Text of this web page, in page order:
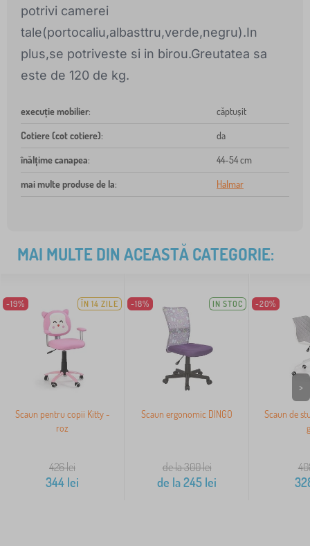
potrivi camerei
tale(portocaliu,albasttru,verde,negru).In
plus,se potriveste si in birou.Greutatea sa
este de 120 de kg.
execuție mobilier: căptușit
Cotiere (cot cotiere): da
înălțime canapea: 44-54 cm
mai multe produse de la: Halmar
MAI MULTE DIN ACEASTĂ CATEGORIE:
-19% ÎN 14 ZILE
Scaun pentru copii Kitty -
roz
426lei
344 lei
-18% IN STOC
Scaun ergonomic DINGO
de la 300lei
de la245 lei
-20%
Scaun de
>